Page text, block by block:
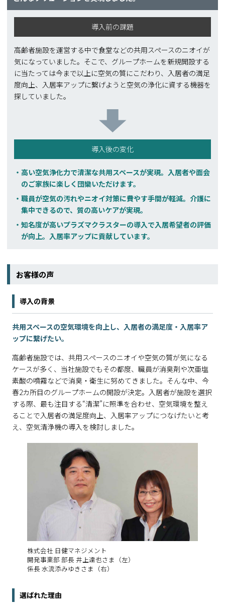
導入前の課題
高齢者施設を運営する中で食堂などの共用スペースのニオイが
気になっていました。そこで、グループホームを新規開設する
に当たっては今まで以上に空気の質にこだわり、入居者の満足
度向上、入居率アップに繋げようと空気の浄化に資する機器を
探していました。
導入後の変化
高い空気浄化力で清潔な共用スペースが実現。入居者や面会
のご家族に楽しく団欒いただけます。
職員が空気の汚れやニオイ対策に費やす手間が軽減。介護に
集中できるので、質の高いケアが実現。
知名度が高いプラズマクラスターの導入で入居希望者の評価
が向上。入居率アップに貢献しています。
お客様の声
導入の背景
共用スペースの空気環境を向上し、入居者の満足度・入居率ア
ップに繋げたい。
高齢者施設では、共用スペースのニオイや空気の質が気になる
ケースが多く、当社施設でもその都度、職員が消臭剤や次亜塩
素酸の噴霧などで消臭・衛生に努めてきました。そんな中、今
春2カ所目のグループホームの開設が決定。入居者が施設を選択
する際、最も注目する“清潔”に照準を合わせ、空気環境を整え
ることで入居者の満足度向上、入居率アップにつなげたいと考
え、空気清浄機の導入を検討しました。
株式会社 日健マネジメント
開発事業部 部長 井上達也さま（左）
係長 水流添みゆきさま（右）
選ばれた理由